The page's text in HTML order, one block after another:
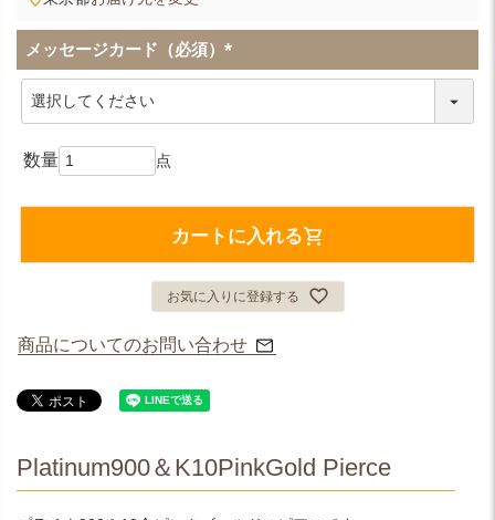
メッセージカード（必須）
(
カートに入れる
お気に入りに登録する
商品についてのお問い合わせ
Platinum900＆K10PinkGold Pierce